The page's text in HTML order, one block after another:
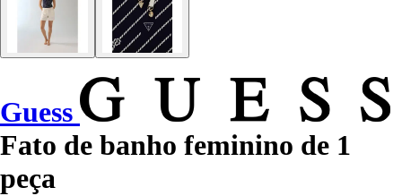
Guess
Fato de banho feminino de 1
peça